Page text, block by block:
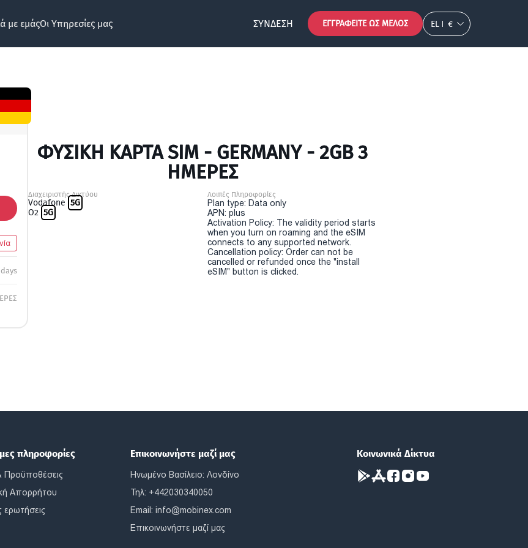
με εμάςΟι Υπηρεσίες μας ΣΎΝΔΕΣΗ ΕΓΓΡΑΦΕΊΤΕ ΩΣ ΜΈΛΟΣ EL €
days
ΦΥΣΙΚΉ ΚΆΡΤΑ SIM - GERMANY - 2GB 3
ΗΜΕΡΕΣ
Διαχειριστής Δικτύου
Vodafone 5G
O2 5G
Λοιπές Πληροφορίες
Plan type: Data only
APN: plus
Activation Policy: The validity period starts
when you turn on roaming and the eSIM
connects to any supported network.
Cancellation policy: Order can not be
cancelled or refunded once the "install
eSIM" button is clicked.
πληροφορίες
Προϋποθέσεις
Απορρήτου
ερωτήσεις
Επικοινωνήστε μαζί μας
Ηνωμένο Βασίλειο: Λονδίνο
Τηλ: +442030340050
Email:info@mobinex.com
Επικοινωνήστε μαζί μας
Κοινωνικά Δίκτυα